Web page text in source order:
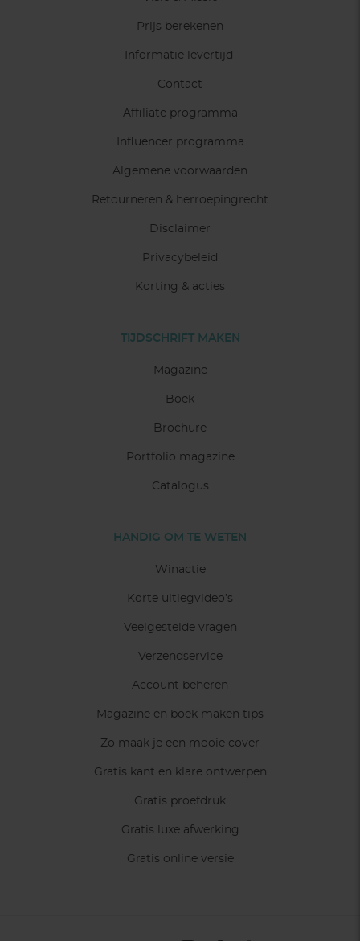
Prijs berekenen
Informatie levertijd
Contact
Affiliate programma
Influencer programma
Algemene voorwaarden
Retourneren & herroepingrecht
Disclaimer
Privacybeleid
Korting & acties
TIJDSCHRIFT MAKEN
Magazine
Boek
Brochure
Portfolio magazine
Catalogus
HANDIG OM TE WETEN
Winactie
Korte uitlegvideo’s
Veelgestelde vragen
Verzendservice
Account beheren
Magazine en boek maken tips
Zo maak je een mooie cover
Gratis kant en klare ontwerpen
Gratis proefdruk
Gratis luxe afwerking
Gratis online versie